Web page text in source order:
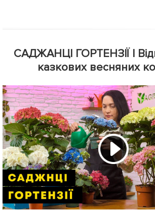
САДЖАНЦІ ГОРТЕНЗІЇ |
казкових весняних